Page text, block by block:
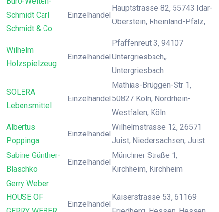
Schmidt Carl
Schmidt & Co
Einzelhandel
Hauptstrasse 82, 55743 Idar-
Oberstein, Rheinland-Pfalz,
Wilhelm
Holzspielzeug
Einzelhandel
Pfaffenreut 3, 94107
Untergriesbach,,
Untergriesbach
SOLERA
Lebensmittel
Einzelhandel
Mathias-Brüggen-Str 1,
50827 Köln, Nordrhein-
Westfalen, Köln
Albertus
Poppinga
Einzelhandel
Wilhelmstrasse 12, 26571
Juist, Niedersachsen, Juist
Sabine Günther-
Blaschko
Einzelhandel
Münchner Straße 1,
Kirchheim, Kirchheim
Gerry Weber
HOUSE OF
Einzelhandel
Kaiserstrasse 53, 61169